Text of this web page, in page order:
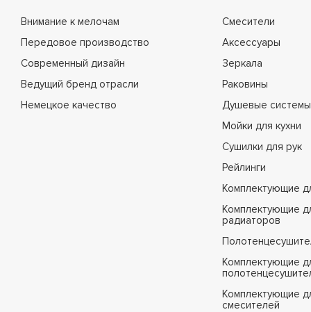
Внимание к мелочам
Передовое производство
Современный дизайн
Ведущий бренд отрасли
Немецкое качество
Смесители
Аксессуары
Зеркала
Раковины
Душевые системы
Мойки для кухни
Сушилки для рук
Рейлинги
Комплектующие
Комплектующие
радиаторов
Комплектующие
Комплектующие
смесителей